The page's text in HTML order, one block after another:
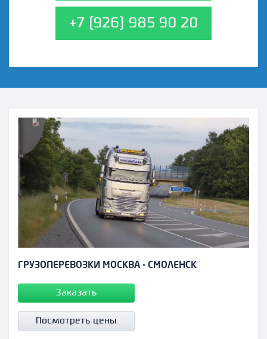
+7 (926) 985 90 20
ГРУЗОПЕРЕВОЗКИ МОСКВА - СМОЛЕНСК
Заказать
Посмотреть цены